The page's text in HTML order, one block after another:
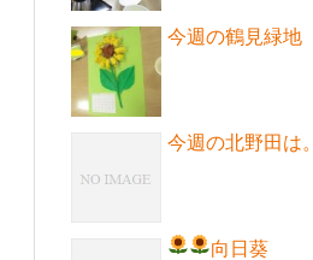
今週の鶴見緑地
今週の北野田は。
向日葵